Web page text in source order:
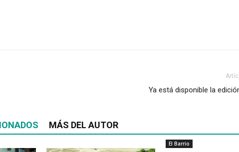
Ya está disponible la
MÁS DEL AUTOR
El Barrio